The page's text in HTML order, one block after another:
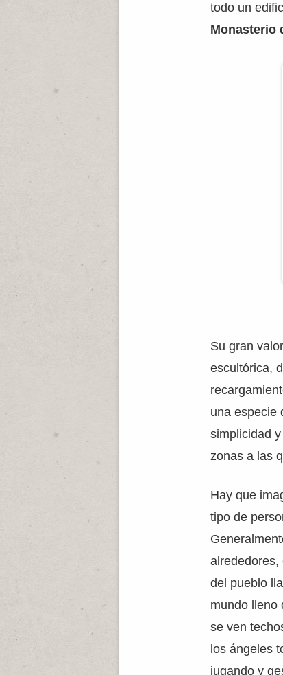
todo un
Monasterio
Su gran
escultórica,
una especie
simplicidad
zonas a las
Hay que
tipo de
alrededores,
del pueblo
mundo lleno
se ven
los ángeles
jugando y